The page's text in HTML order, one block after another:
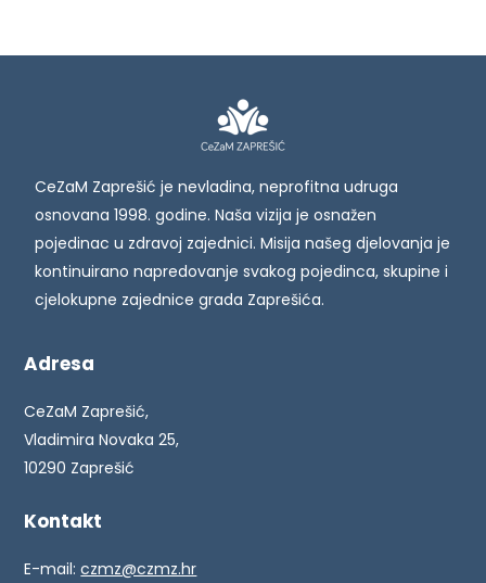
CeZaM Zaprešić je nevladina, neprofitna udruga
osnovana 1998. godine. Naša vizija je osnažen
pojedinac u zdravoj zajednici. Misija našeg djelovanja je
kontinuirano napredovanje svakog pojedinca, skupine i
cjelokupne zajednice grada Zaprešića.
Adresa
CeZaM Zaprešić,
Vladimira Novaka 25,
10290 Zaprešić
Kontakt
E-mail:czmz@czmz.hr